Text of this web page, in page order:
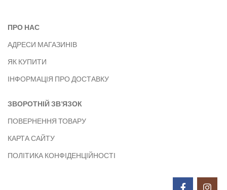
ПРО НАС
АДРЕСИ МАГАЗИНІВ
ЯК КУПИТИ
ІНФОРМАЦІЯ ПРО ДОСТАВКУ
ЗВОРОТНІЙ ЗВ’ЯЗОК
ПОВЕРНЕННЯ ТОВАРУ
КАРТА САЙТУ
ПОЛІТИКА КОНФІДЕНЦІЙНОСТІ